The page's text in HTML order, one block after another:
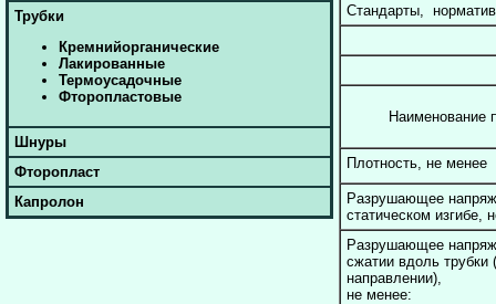
Трубки
Кремнийорганические
Лакированные
Термоусадочные
Фторопластовые
Шнуры
Фторопласт
Капролон
Стандарты,
Наименование
Плотность, не менее
Разрушающее
статическом изгибе,
Разрушающее
сжатии вдоль трубки
направлении),
не менее: